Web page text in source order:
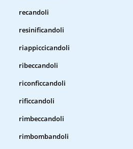
recandoli
resinificandoli
riappiccicandoli
ribeccandoli
riconficcandoli
rificcandoli
rimbeccandoli
rimbombandoli